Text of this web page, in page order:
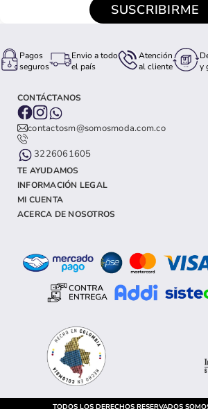
SUSCRIBIRME
Pagos
seguros
Envio a todo
el país
Atención
al cliente
y
CONTÁCTANOS
contactosm@somosmoda.com.co
3226061605
TE AYUDAMOS
INFORMACIÓN LEGAL
MI CUENTA
ACERCA DE NOSOTROS